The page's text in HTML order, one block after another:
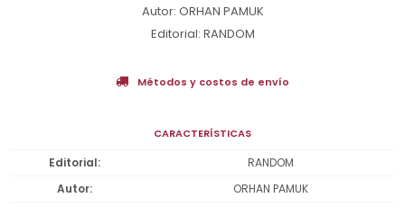
Autor: ORHAN PAMUK
Editorial: RANDOM
Métodos y costos de envío
CARACTERÍSTICAS
Editorial
RANDOM
Autor
ORHAN PAMUK